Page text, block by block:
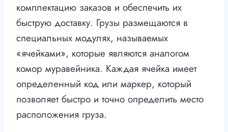
комплектацию заказов и обеспечить их
быструю доставку. Грузы размещаются в
специальных модулях, называемых
«ячейками», которые являются аналогом
комор муравейника. Каждая ячейка имеет
определенный код или маркер, который
позволяет быстро и точно определить место
расположения груза.